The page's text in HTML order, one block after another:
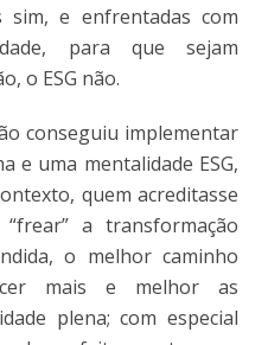
sim, e enfrentadas com
para que sejam
o ESG não.
conseguiu implementar
e uma mentalidade ESG,
quem acreditasse
a transformação
o melhor caminho
mais e melhor as
plena; com especial